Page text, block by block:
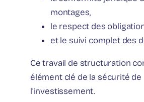
montages,
le respect des
et le suivi complet des
Ce travail de structuration
élément clé de la sécurité de
l’investissement.